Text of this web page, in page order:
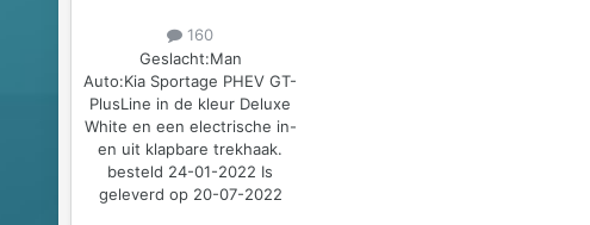
160
Geslacht:Man
Auto:Kia Sportage PHEV GT-
PlusLine in de kleur Deluxe
White en een electrische in-
en uit klapbare trekhaak.
besteld 24-01-2022 Is
geleverd op 20-07-2022